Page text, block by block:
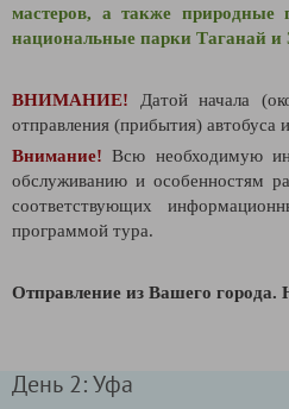
мастеров, а также
национальные парки Таганай и
ВНИМАНИЕ!
Датой начала
отправления (прибытия) автобуса
Внимание! Всю необходимую
обслуживанию и особенностям
соответствующих
программой тура.
Отправление из Вашего города.
День 2: Уфа